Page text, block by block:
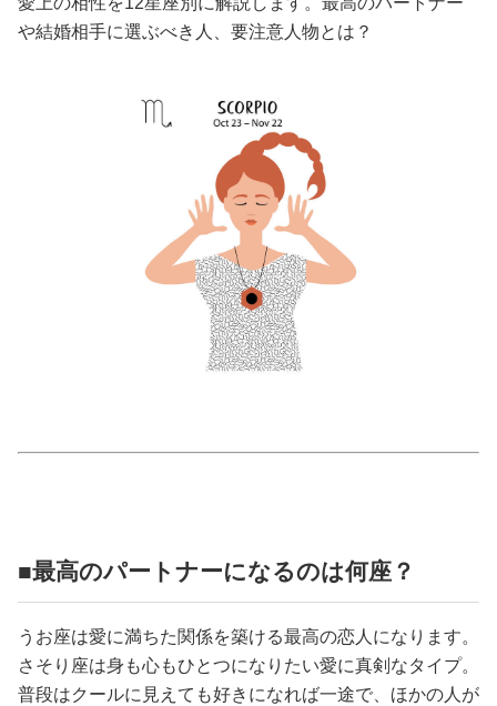
美容/健康
ココロ/カラダ
や結婚相手に選ぶべき人、要注意人物とは？
■最高のパートナーになるのは何座？
うお座は愛に満ちた関係を築ける最高の恋人になります。
さそり座は身も心もひとつになりたい愛に真剣なタイプ。
普段はクールに見えても好きになれば一途で、ほかの人が